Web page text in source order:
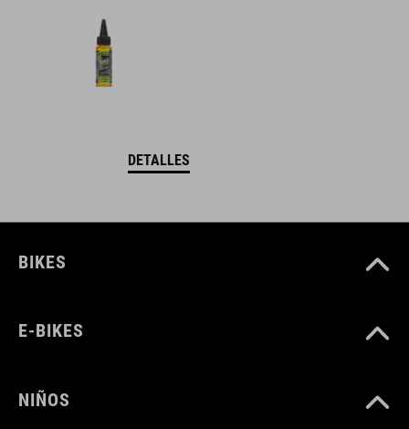
DETALLES
BIKES
E-BIKES
NIÑOS